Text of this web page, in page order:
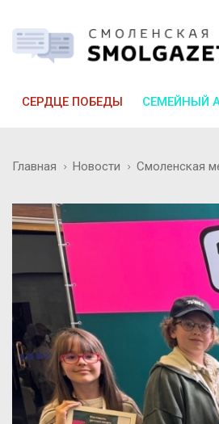
СЕРДЦЕ ПОБЕДЫ СЕМЕЙНЫЙ
Главная Новости Смоленская